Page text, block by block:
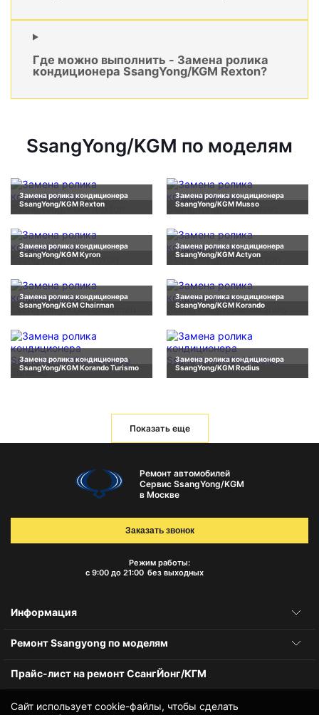
Где можно выполнить - Замена ролика
кондиционера SsangYong/KGM Rexton?
SsangYong/KGM по моделям
Замена ролика кондиционера
SsangYong/KGM Rexton
Замена ролика кондиционера
SsangYong/KGM Musso
Замена ролика кондиционера
SsangYong/KGM Kyron
Замена ролика кондиционера
SsangYong/KGM Actyon
Замена ролика кондиционера
SsangYong/KGM Chairman
Замена ролика кондиционера
SsangYong/KGM Korando
Замена ролика кондиционера
SsangYong/KGM Korando Turismo
Замена ролика кондиционера
SsangYong/KGM Rodius
Показать еще
Сайт использует cookie-файлы, чтобы сделать
Ремонт автомобилей
Сервис SsangYong/KGM
в Москве
Режим работы:
с 9:00 до 21:00 без выходных
Заказать звонок
Информация
Ремонт Ssangyong по моделям
Прайс-лист на ремонт СсангЙонг/КГМ